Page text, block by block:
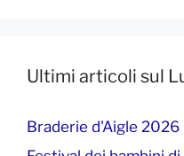
Ultimi articoli sul
Braderie d'Aigle 2026